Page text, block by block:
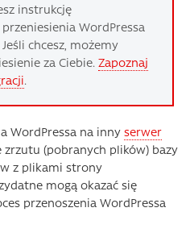
instrukcję
WordPressa
chcesz, możemy
za Ciebie. Zapoznaj
.
WordPressa na inny serwer
zrzutu (pobranych plików) bazy
z plikami strony
mogą okazać się
przenoszenia WordPressa